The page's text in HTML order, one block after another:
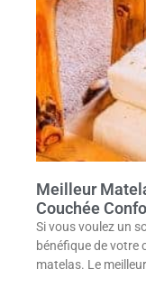
Meilleur
Couchée
Si vous voulez un
bénéfique de votre
matelas. Le